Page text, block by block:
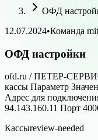
ОФД
12.07.2024•Команда
ОФД настройки
ofd.ru / ПЕТЕР-
кассы Параметр
Адрес для
94.143.160.11 Порт
Кассыreview-needed